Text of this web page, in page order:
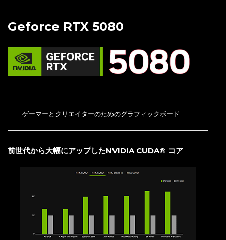
Geforce RTX 5080
ゲーマーとクリエイターのためのグラフィックボード
前世代から大幅にアップしたNVIDIA CUDA® コア